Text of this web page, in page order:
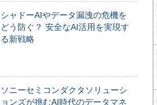
シャドーAIやデータ漏洩の危機を
どう防ぐ？ 安全なAI活用を実現す
る新戦略
ソニーセミコンダクタソリューシ
ョンズが挑むAI時代のデータマネ